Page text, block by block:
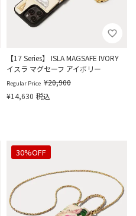
【17 Series】 ISLA MAGSAFE IVORY
イスラ マグセーフ アイボリー
Regular Price ¥20,900
¥14,630 税込
30%OFF